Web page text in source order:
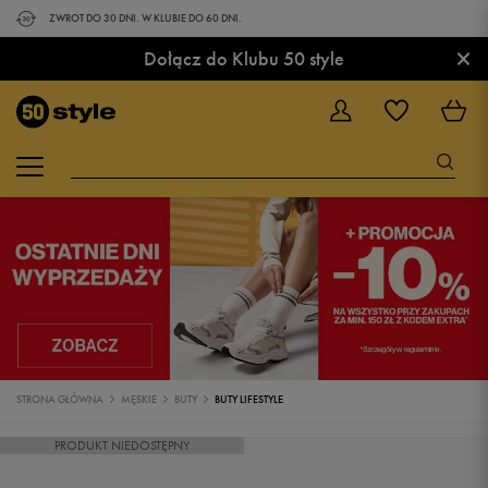
ZWROT DO 30 DNI. W KLUBIE DO 60 DNI.
Dołącz do Klubu 50 style ×
STRONA GŁÓWNA MĘSKIE BUTY BUTY LIFESTYLE
PRODUKT NIEDOSTĘPNY